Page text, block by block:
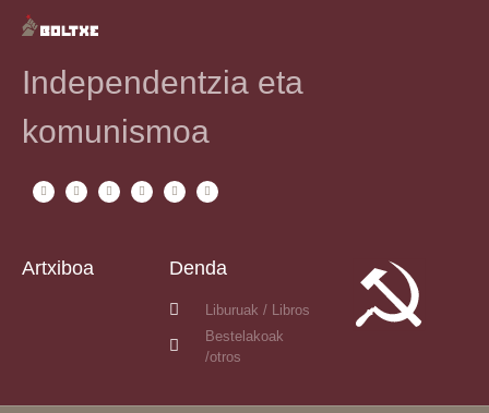
Independentzia eta
komunismoa
Artxiboa Denda
Liburuak / Libros
Bestelakoak
/otros